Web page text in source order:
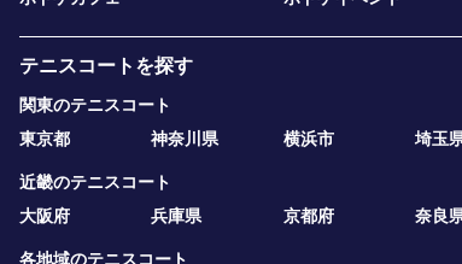
テニスコートを探す
関東のテニスコート
東京都
神奈川県 横浜市 埼玉
近畿のテニスコート
大阪府
兵庫県 京都府 奈良
各地域のテニスコート